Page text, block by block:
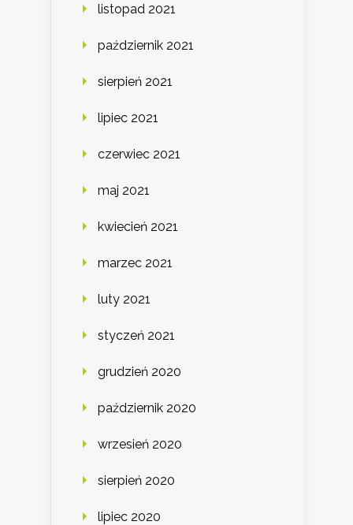
listopad 2021
październik 2021
sierpień 2021
lipiec 2021
czerwiec 2021
maj 2021
kwiecień 2021
marzec 2021
luty 2021
styczeń 2021
grudzień 2020
październik 2020
wrzesień 2020
sierpień 2020
lipiec 2020